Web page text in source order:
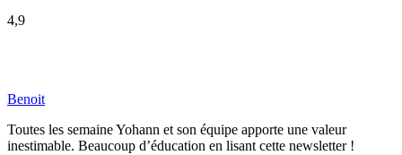
4,9
Benoit
Toutes les semaine Yohann et son équipe apporte une valeur
inestimable. Beaucoup d’éducation en lisant cette newsletter !